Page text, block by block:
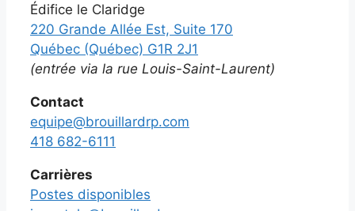
Édifice le Claridge
220 Grande Allée Est, Suite 170
Québec (Québec) G1R 2J1
(entrée via la rue Louis-Saint-Laurent)
Contact
equipe@brouillardrp.com
418 682-6111
Carrières
Postes disponibles